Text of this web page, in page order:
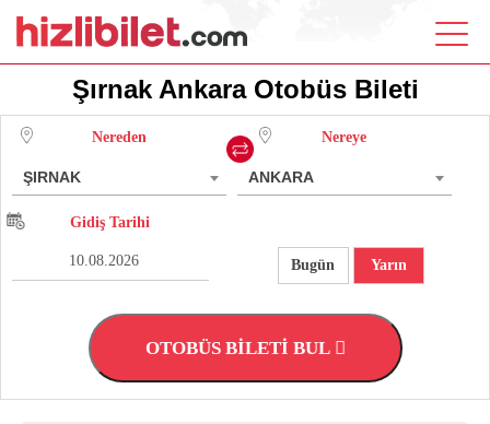
Şırnak Ankara Otobüs Bileti
Nereden
ŞIRNAK
Nereye
ANKARA
Gidiş Tarihi
Bugün Yarın
OTOBÜS BİLETİ BUL